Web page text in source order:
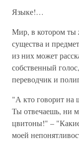
Языке!…
Мир, в котором ты
существа и
из них может
собственный
переводчик и
"А кто говорит на
Ты отвечаешь, ни
цвитоны!" –
моей